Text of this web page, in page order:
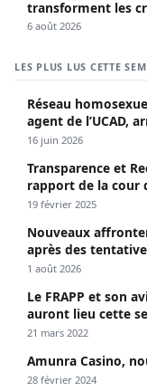
transforment les
6 août 2026
LES PLUS LUS CETTE
Réseau
agent de l’UCAD,
propagé le VIH
16 juin 2026
Transparence et
rapport de la cour
19 février 2025
Nouveaux
après des
1 août 2026
Le FRAPP et son
auront lieu cette
21 mars 2022
Amunra Casino,
28 février 2024